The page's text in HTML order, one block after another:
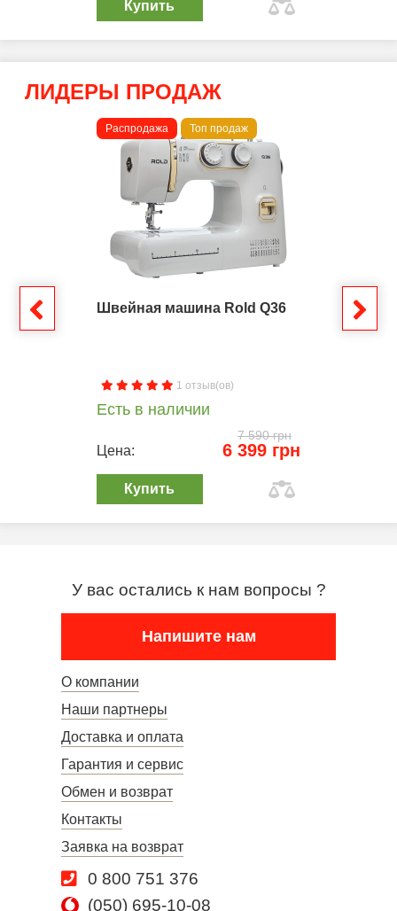
Купить
ЛИДЕРЫ ПРОДАЖ
Распродажа Топ продаж
Швейная машина Rold Q36
1 отзыв(ов)
Есть в наличии
7 590 грн
Цена: 6 399 грн
Купить
У вас остались к нам вопросы ?
Напишите нам
О компании
Наши партнеры
Доставка и оплата
Гарантия и сервис
Обмен и возврат
Контакты
Заявка на возврат
0 800 751 376
(050) 695-10-08